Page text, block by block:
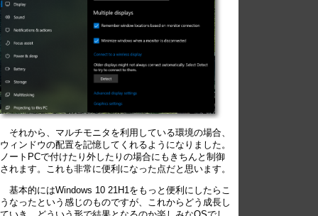
それから、マルチモニタを利用している環境の場合、
ウィンドウの配置を記憶してくれるようになりました。
ノートPCで付けたり外したりの場合にもきちんと制御
されます。これも非常に便利になった点だと思います。
基本的にはWindows 10 21H1をもっと便利にしたらこ
うなったという感じのものですが、これからどう成長し